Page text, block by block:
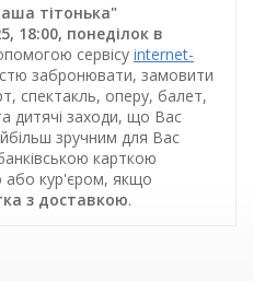
тітонька"
18:00, понеділок в
сервісу internet-
забронювати, замовити
спектакль, оперу, балет,
дитячі заходи, що Вас
зручним для Вас
карткою
або кур'єром, якщо
з доставкою.